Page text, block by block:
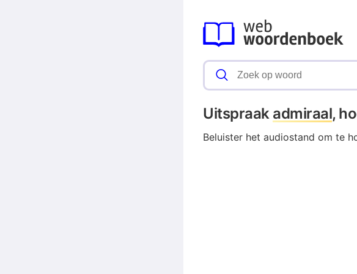
Uitspraak admiraal,
Beluister het audiostand om te